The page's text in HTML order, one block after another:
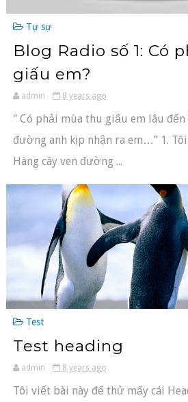
Tự sự
Blog Radio số 1: Có
giấu em?
admin 8 years ago
" Có phải mùa thu giấu em lâu
đường anh kịp nhận ra em…” 1.
Hàng cây ven đường ...
Test
Test heading
admin 8 years ago
Tôi viết bài này để thử mấy cái